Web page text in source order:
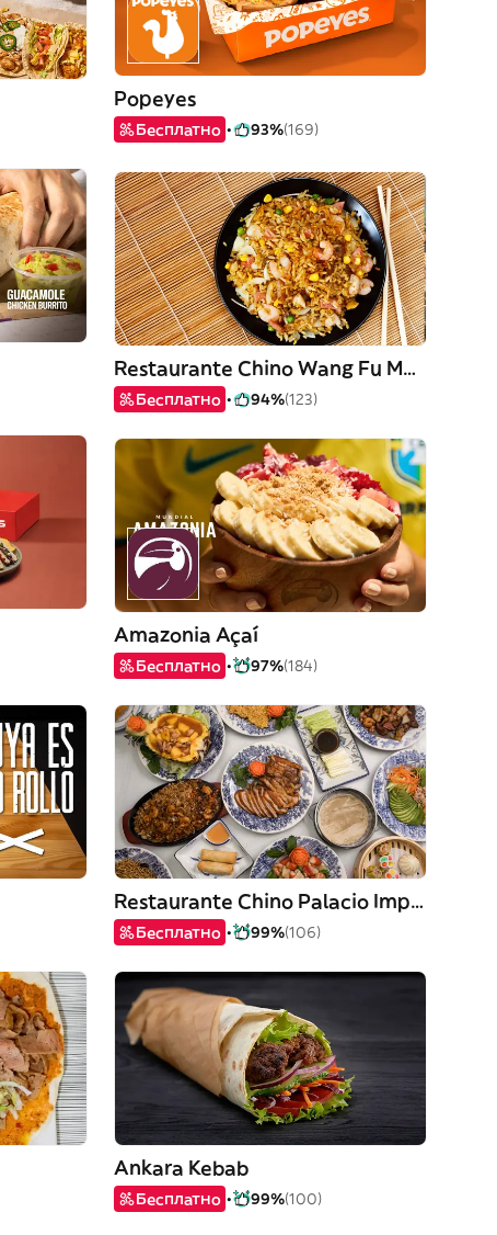
Popeyes
Бесплатно 93%(169)
Restaurante Chino Wang Fu Móstoles
Бесплатно 94%(123)
Amazonia Açaí
Бесплатно 97%(184)
Restaurante Chino Palacio Imperial
Бесплатно 99%(106)
Ankara Kebab
Бесплатно 99%(100)